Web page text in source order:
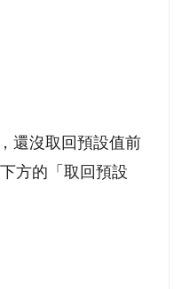
還沒取回預設值前
方的「取回預設